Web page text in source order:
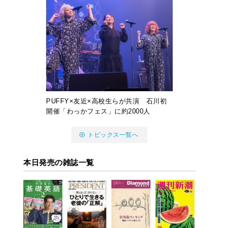
PUFFY×友近×高校生らが共演 石川初
開催「わっかフェス」に約2000人
トピックス一覧へ
本日発売の雑誌一覧